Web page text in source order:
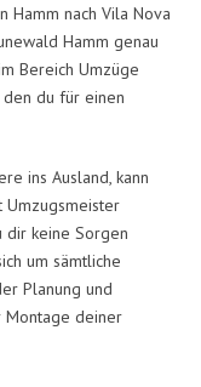
Hamm nach Vila Nova
Hamm genau
Bereich Umzüge
du für einen
ins Ausland, kann
dir keine Sorgen
um sämtliche
Planung und
Montage deiner